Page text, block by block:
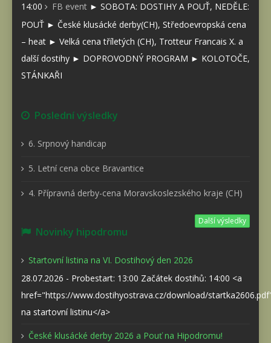
14:00
FB event ► SOBOTA: DOSTIHY A POUŤ, NEDĚLE:
POUŤ ► České klusácké derby(CH), Středoevropská cena
– heat ► Velká cena tříletých (CH), Trotteur Francais X. a
další dostihy ► DOPROVODNÝ PROGRAM ► KOLOTOČE,
STÁNKAŘI
Poslední výsledky
6. Srpnový handicap
5. Letní cena obce Bravantice
4. Přípravná derby-cena Moravskoslezského kraje (CH)
Další výsledky
Novinky hipodromu
Startovní listina na VI. Dostihový den 2026
28.07.2026 - Probestart: 13:00 Začátek dostihů: 14:00 <a
href="https://www.dostihyostrava.cz/download/
na startovní listinu</a>
České klusácké derby 2026 a Pouť na Hipodromu!